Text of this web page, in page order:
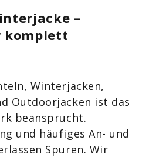
–
Winterjacken,
Outdoorjacken ist das
beansprucht.
und häufiges An- und
Spuren. Wir